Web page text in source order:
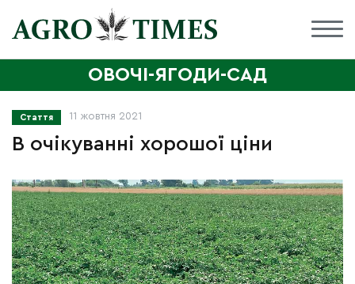
ОВОЧІ-ЯГОДИ-САД
Стаття 11 жовтня 2021
В очікуванні хорошої ціни